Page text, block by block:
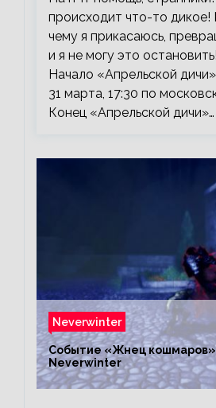
происходит что-то дикое!
чему я прикасаюсь,
и я не могу это
Начало «Апрельской дичи»
31 марта, 17:30 по
Конец «Апрельской дичи»…
Neverwinter
Событие «Жнец кошмаров»
Neverwinter